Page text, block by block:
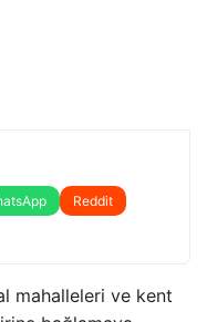
Reddit
mahalleleri ve kent